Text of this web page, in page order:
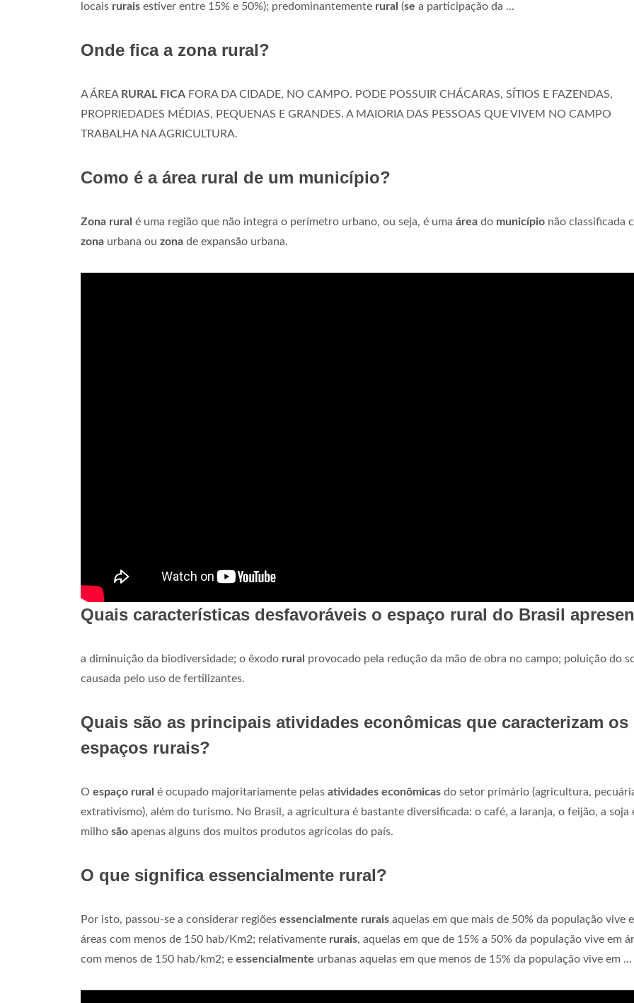
locais rurais estiver entre 15% e 50%); predominantemente rural (se a participação da ...
Onde fica a zona rural?
A ÁREA RURAL FICA FORA DA CIDADE, NO CAMPO. PODE POSSUIR CHÁCARAS, SÍTIOS E FAZENDAS,
PROPRIEDADES MÉDIAS, PEQUENAS E GRANDES. A MAIORIA DAS PESSOAS QUE VIVEM NO CAMPO
TRABALHA NA AGRICULTURA.
Como é a área rural de um município?
Zona rural é uma região que não integra o perímetro urbano, ou seja, é uma área do município não classificada
zona urbana ou zona de expansão urbana.
Quais características desfavoráveis o espaço rural do Brasil
a diminuição da biodiversidade; o êxodo rural provocado pela redução da mão de obra no campo; poluição do
causada pelo uso de fertilizantes.
Quais são as principais atividades econômicas que caracterizam os
espaços rurais?
O espaço rural é ocupado majoritariamente pelas atividades econômicas do setor primário (agricultura,
extrativismo), além do turismo. No Brasil, a agricultura é bastante diversificada: o café, a laranja, o feijão, a soja
milho são apenas alguns dos muitos produtos agrícolas do país.
O que significa essencialmente rural?
Por isto, passou-se a considerar regiões essencialmente rurais aquelas em que mais de 50% da população vive
áreas com menos de 150 hab/Km2; relativamente rurais, aquelas em que de 15% a 50% da população vive em
com menos de 150 hab/km2; e essencialmente urbanas aquelas em que menos de 15% da população vive em ...